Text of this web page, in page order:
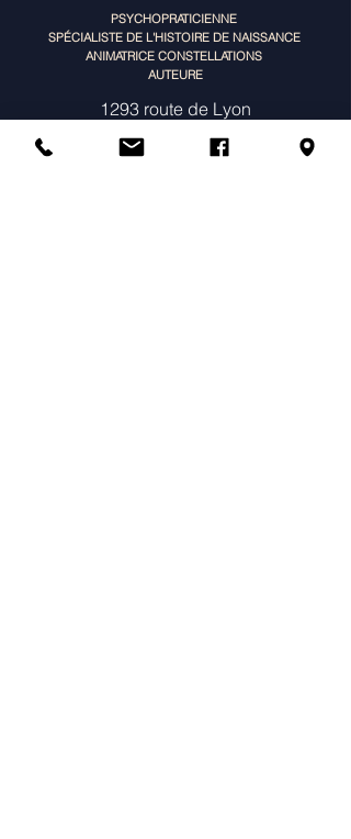
PSYCHOPRATICIENNE
SPÉCIALISTE DE L'HISTOIRE DE NAISSANCE
ANIMATRICE CONSTELLATIONS
AUTEURE
1293 route de Lyon
38110 St-Jean-de-Soudain